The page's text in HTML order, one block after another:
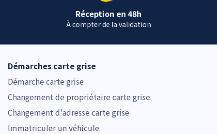
Réception en 48h
À compter de la validation
Démarches carte grise
Démarche carte grise
Changement de propriétaire carte grise
Changement d'adresse carte grise
Immatriculer un véhicule